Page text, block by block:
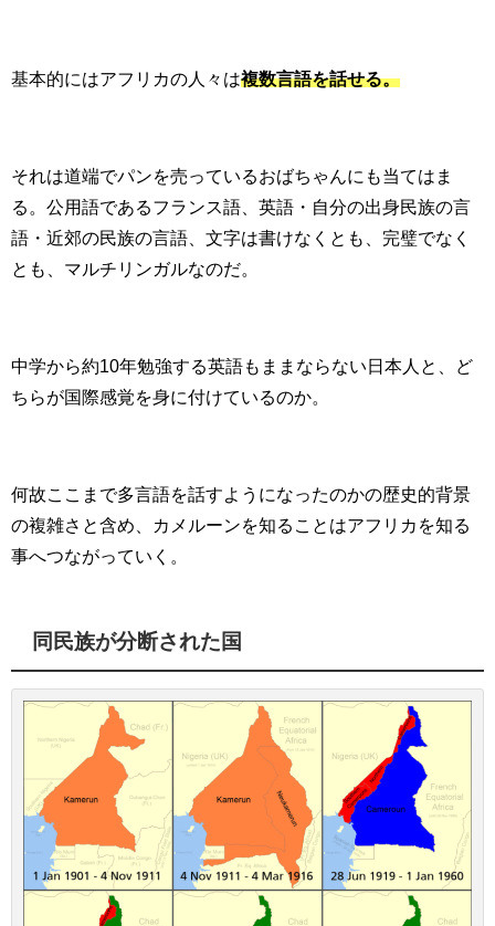
基本的にはアフリカの人々は複数言語を話せる。
それは道端でパンを売っているおばちゃんにも当てはま
る。公用語であるフランス語、英語・自分の出身民族の言
語・近郊の民族の言語、文字は書けなくとも、完璧でなく
とも、マルチリンガルなのだ。
中学から約10年勉強する英語もままならない日本人と、ど
ちらが国際感覚を身に付けているのか。
何故ここまで多言語を話すようになったのかの歴史的背景
の複雑さと含め、カメルーンを知ることはアフリカを知る
事へつながっていく。
同民族が分断された国